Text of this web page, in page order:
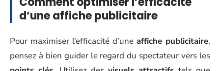
d’une affiche publicitaire
Pour maximiser l’efficacité d’une affiche publicitaire,
pensez à bien guider le regard du spectateur vers les